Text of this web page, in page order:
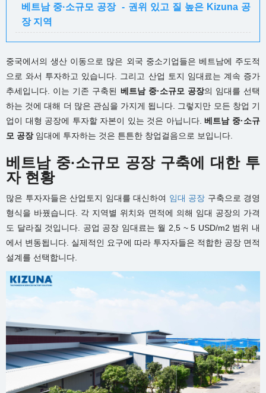
베트남 중·소규모 공장 - 권위 있고 질 높은 Kizuna 공
장 지역
중국에서의 생산 이동으로 많은 외국 중소기업들은 베트남에 주도적
으로 와서 투자하고 있습니다. 그리고 산업 토지 임대료는 계속 증가
추세입니다. 이는 기존 구축된 베트남 중·소규모 공장의 임대를 선택
하는 것에 대해 더 많은 관심을 가지게 됩니다. 그렇지만 모든 창업 기
업이 대형 공장에 투자할 자본이 있는 것은 아닙니다.베트남 중·소규
모 공장임대에 투자하는 것은 튼튼한 창업걸음으로 보입니다.
베트남 중·소규모 공장 구축에 대한 투
자 현황
많은 투자자들은 산업토지 임대를 대신하여 임대 공장 구축으로 경영
형식을 바꿨습니다. 각 지역별 위치와 면적에 의해 임대 공장의 가격
도 달라질 것입니다. 공업 공장 임대료는 월 2,5 ~ 5 USD/m2 범위 내
에서 변동됩니다. 실제적인 요구에 따라 투자자들은 적합한 공장 면적
설계를 선택합니다.